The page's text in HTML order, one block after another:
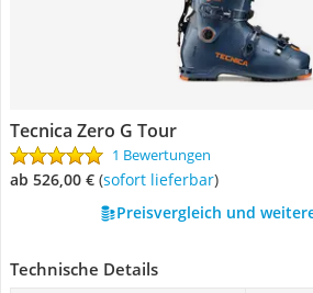
Tecnica Zero G Tour
1 Bewertungen
ab 526,00 € ( Sofort lieferbar)
Preisvergleich und
Technische Details